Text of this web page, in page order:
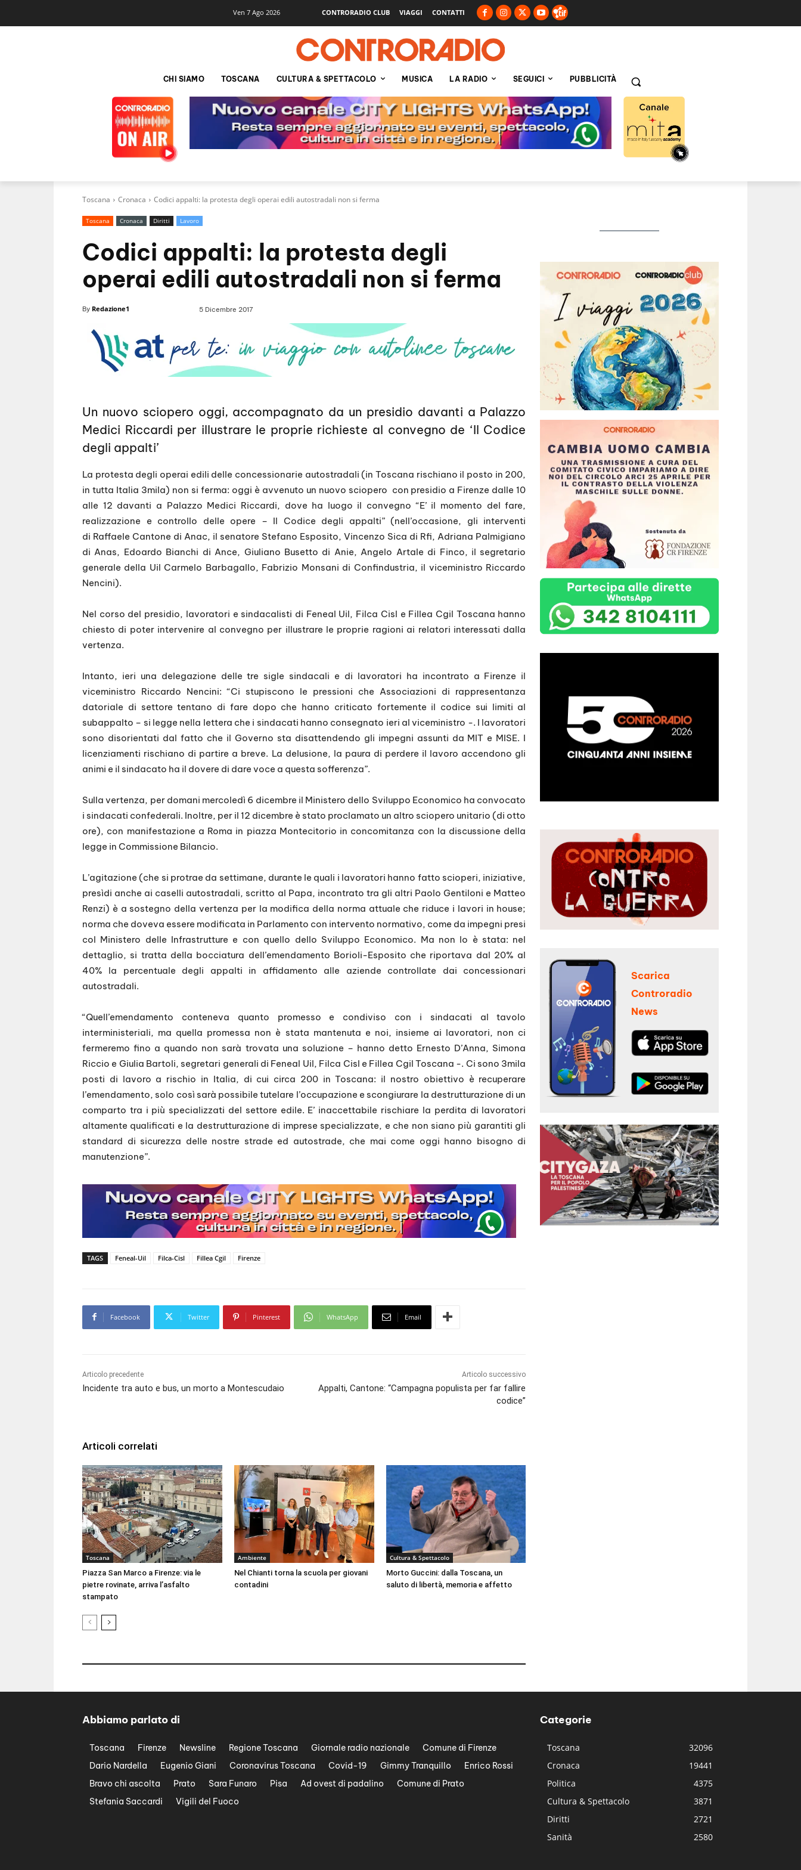
Ven 7 Ago 2026 CONTRORADIO CLUB VIAGGI CONTATTI
CHI SIAMO TOSCANA CULTURA & SPETTACOLO MUSICA LA RADIO SEGUICI PUBBLICITÀ
Toscana Cronaca Codici appalti: la protesta degli operai edili autostradali non si ferma
Toscana Cronaca Diritti Lavoro
Codici appalti: la protesta degli
operai edili autostradali non si ferma
By Redazione1 5 Dicembre 2017
Un nuovo sciopero oggi, accompagnato da un presidio davanti a Palazzo
Medici Riccardi per illustrare le proprie richieste al convegno de ‘Il Codice
degli appalti’
La protesta degli operai edili delle concessionarie autostradali (in Toscana rischiano il posto in 200,
in tutta Italia 3mila) non si ferma: oggi è avvenuto un nuovo sciopero con presidio a Firenze dalle 10
alle 12 davanti a Palazzo Medici Riccardi, dove ha luogo il convegno “E’ il momento del fare,
realizzazione e controllo delle opere – Il Codice degli appalti” (nell’occasione, gli interventi
di Raffaele Cantone di Anac, il senatore Stefano Esposito, Vincenzo Sica di Rfi, Adriana Palmigiano
di Anas, Edoardo Bianchi di Ance, Giuliano Busetto di Anie, Angelo Artale di Finco, il segretario
generale della Uil Carmelo Barbagallo, Fabrizio Monsani di Confindustria, il viceministro Riccardo
Nencini).
Nel corso del presidio, lavoratori e sindacalisti di Feneal Uil, Filca Cisl e Fillea Cgil Toscana hanno
chiesto di poter intervenire al convegno per illustrare le proprie ragioni ai relatori interessati dalla
vertenza.
Intanto, ieri una delegazione delle tre sigle sindacali e di lavoratori ha incontrato a Firenze il
viceministro Riccardo Nencini: “Ci stupiscono le pressioni che Associazioni di rappresentanza
datoriale di settore tentano di fare dopo che hanno criticato fortemente il codice sui limiti al
subappalto – si legge nella lettera che i sindacati hanno consegnato ieri al viceministro -. I lavoratori
sono disorientati dal fatto che il Governo sta disattendendo gli impegni assunti da MIT e MISE. I
licenziamenti rischiano di partire a breve. La delusione, la paura di perdere il lavoro accendono gli
animi e il sindacato ha il dovere di dare voce a questa sofferenza”.
Sulla vertenza, per domani mercoledì 6 dicembre il Ministero dello Sviluppo Economico ha convocato
i sindacati confederali. Inoltre, per il 12 dicembre è stato proclamato un altro sciopero unitario (di otto
ore), con manifestazione a Roma in piazza Montecitorio in concomitanza con la discussione della
legge in Commissione Bilancio.
L’agitazione (che si protrae da settimane, durante le quali i lavoratori hanno fatto scioperi, iniziative,
presìdi anche ai caselli autostradali, scritto al Papa, incontrato tra gli altri Paolo Gentiloni e Matteo
Renzi) è a sostegno della vertenza per la modifica della norma attuale che riduce i lavori in house;
norma che doveva essere modificata in Parlamento con intervento normativo, come da impegni presi
col Ministero delle Infrastrutture e con quello dello Sviluppo Economico. Ma non lo è stata: nel
dettaglio, si tratta della bocciatura dell’emendamento Borioli-Esposito che riportava dal 20% al
40% la percentuale degli appalti in affidamento alle aziende controllate dai concessionari
autostradali.
“Quell’emendamento conteneva quanto promesso e condiviso con i sindacati al tavolo
interministeriali, ma quella promessa non è stata mantenuta e noi, insieme ai lavoratori, non ci
fermeremo fino a quando non sarà trovata una soluzione – hanno detto Ernesto D’Anna, Simona
Riccio e Giulia Bartoli, segretari generali di Feneal Uil, Filca Cisl e Fillea Cgil Toscana -. Ci sono 3mila
posti di lavoro a rischio in Italia, di cui circa 200 in Toscana: il nostro obiettivo è recuperare
l’emendamento, solo così sarà possibile tutelare l’occupazione e scongiurare la destrutturazione di un
comparto tra i più specializzati del settore edile. E’ inaccettabile rischiare la perdita di lavoratori
altamente qualificati e la destrutturazione di imprese specializzate, e che non siano più garantiti gli
standard di sicurezza delle nostre strade ed autostrade, che mai come oggi hanno bisogno di
manutenzione”.
TAGS Feneal-Uil Filca-Cisl Fillea Cgil Firenze
Facebook Twitter Pinterest WhatsApp Email
Articolo precedente
Incidente tra auto e bus, un morto a Montescudaio
Articolo successivo
Appalti, Cantone: “Campagna populista per far fallire
codice”
Articoli correlati
Toscana
Piazza San Marco a Firenze: via le
pietre rovinate, arriva l’asfalto
stampato
Ambiente
Nel Chianti torna la scuola per giovani
contadini
Cultura & Spettacolo
Morto Guccini: dalla Toscana, un
saluto di libertà, memoria e affetto
Scarica
Controradio
News
Abbiamo parlato di
Toscana Firenze Newsline Regione Toscana Giornale radio nazionale
Comune di Firenze
Dario Nardella
Eugenio Giani Coronavirus Toscana Covid-19 Gimmy Tranquillo
Enrico Rossi
Bravo chi ascolta
Prato Sara Funaro Pisa Ad ovest di padalino
Comune di Prato
Stefania Saccardi
Vigili del Fuoco
Categorie
Toscana
32096
Cronaca
19441
Politica
4375
Cultura & Spettacolo
3871
Diritti
2721
Sanità
2580